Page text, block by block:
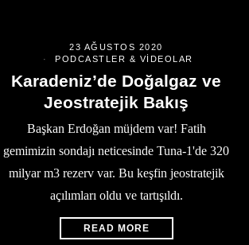
23 AĞUSTOS 2020
PODCASTLER & VIDEOLAR
Karadeniz’de Doğalgaz ve
Jeostratejik Bakış
Başkan Erdoğan müjdem var! Fatih
gemimizin sondajı neticesinde Tuna-1'de 320
milyar m3 rezerv var. Bu keşfin jeostratejik
açılımları oldu ve tartışıldı.
READ MORE